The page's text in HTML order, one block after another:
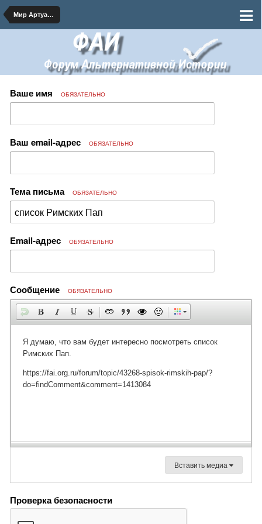
Мир Артуасской Династии
Ваше имя ОБЯЗАТЕЛЬНО
Ваш email-адрес ОБЯЗАТЕЛЬНО
Тема письма ОБЯЗАТЕЛЬНО
Email-адрес ОБЯЗАТЕЛЬНО
Сообщение ОБЯЗАТЕЛЬНО
Вставить медиа
Проверка безопасности